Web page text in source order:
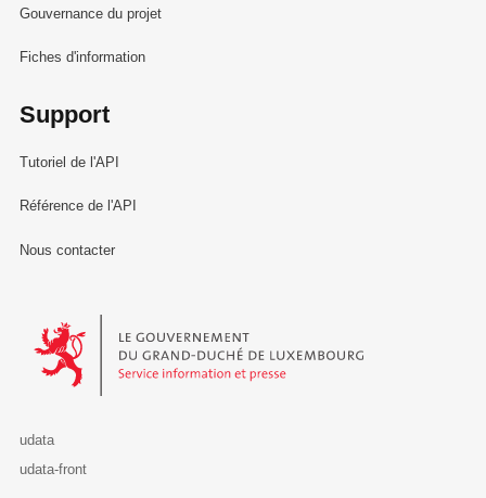
Gouvernance du projet
Fiches d'information
Support
Tutoriel de l'API
Référence de l'API
Nous contacter
Le Gouvernement du Grand-Duché de Luxembourg - Service
udata
udata-front